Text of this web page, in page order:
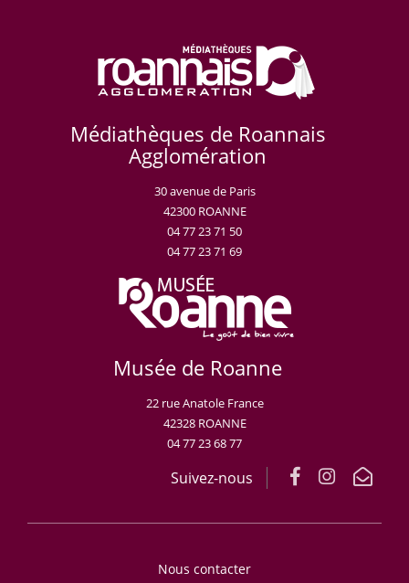
Médiathèques de Roannais
Agglomération
30 avenue de Paris
42300 ROANNE
04 77 23 71 50
04 77 23 71 69
Musée de Roanne
22 rue Anatole France
42328 ROANNE
04 77 23 68 77
Suivez-nous
Nous contacter